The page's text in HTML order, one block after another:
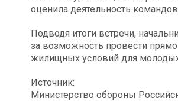
оценила деятельность
Подводя итоги встречи,
за возможность провести
жилищных условий для
Источник:
Министерство обороны